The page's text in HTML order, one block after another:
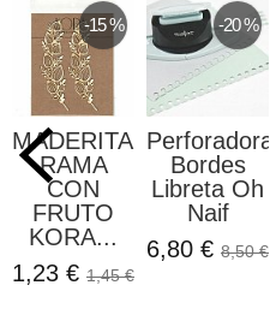
-15 %
MADERITAS
RAMA
CON
FRUTO
KORA...
1,23 € 1,45 €
-20 %
Perforadora
Bordes
Libreta Oh
Naif
6,80 € 8,50 €